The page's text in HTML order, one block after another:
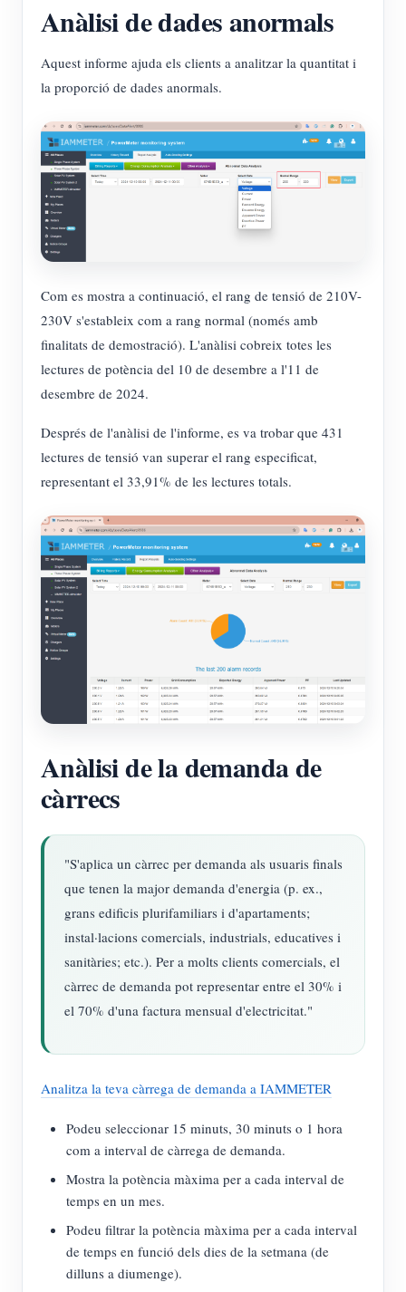
Anàlisi de dades anormals
Aquest informe ajuda els clients a analitzar la quantitat i
la proporció de dades anormals.
Com es mostra a continuació, el rang de tensió de 210V-
230V s'estableix com a rang normal (només amb
finalitats de demostració). L'anàlisi cobreix totes les
lectures de potència del 10 de desembre a l'11 de
desembre de 2024.
Després de l'anàlisi de l'informe, es va trobar que 431
lectures de tensió van superar el rang especificat,
representant el 33,91% de les lectures totals.
Anàlisi de la demanda de
càrrecs
"S'aplica un càrrec per demanda als usuaris finals
que tenen la major demanda d'energia (p. ex.,
grans edificis plurifamiliars i d'apartaments;
instal·lacions comercials, industrials, educatives i
sanitàries; etc.). Per a molts clients comercials, el
càrrec de demanda pot representar entre el 30% i
el 70% d'una factura mensual d'electricitat."
Analitza la teva càrrega de demanda a IAMMETER
Podeu seleccionar 15 minuts, 30 minuts o 1 hora
com a interval de càrrega de demanda.
Mostra la potència màxima per a cada interval de
temps en un mes.
Podeu filtrar la potència màxima per a cada interval
de temps en funció dels dies de la setmana (de
dilluns a diumenge).